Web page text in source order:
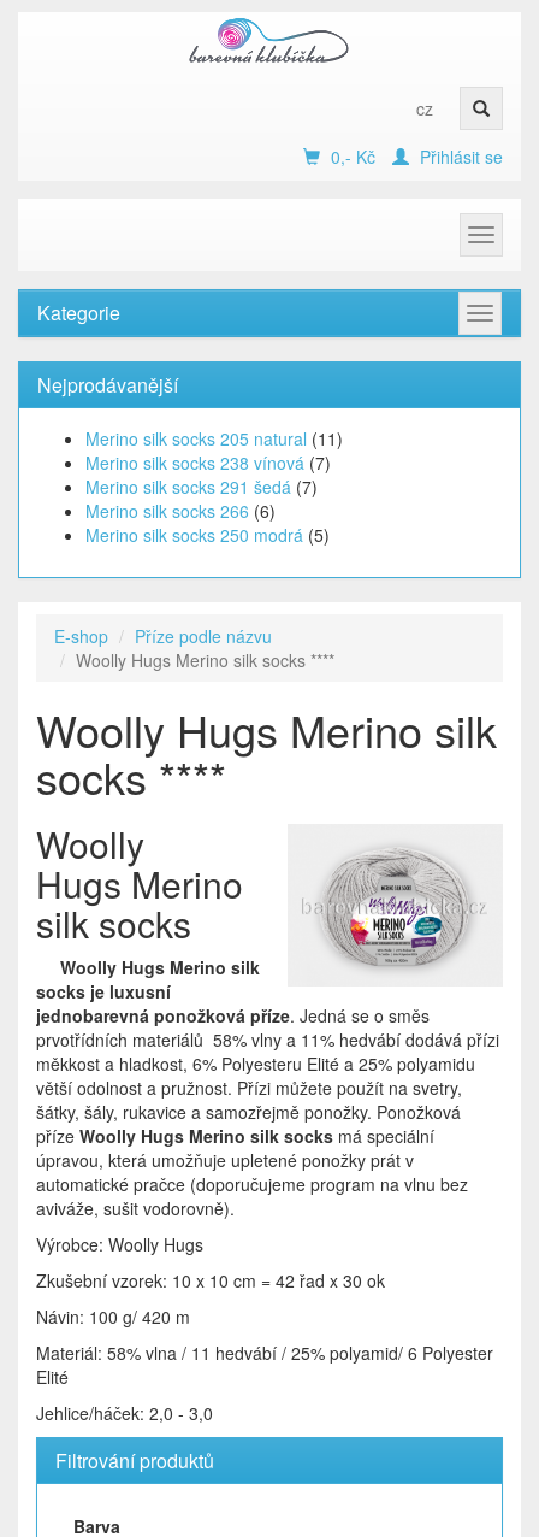
cz
0,- Kč Přihlásit se
Toggle
Toggle
Kategorie
Nejprodávanější
Merino silk socks 205 natural (11)
Merino silk socks 238 vínová (7)
Merino silk socks 291 šedá (7)
Merino silk socks 266 (6)
Merino silk socks 250 modrá (5)
E-shop
Příze podle názvu
Woolly Hugs Merino silk socks ****
Woolly Hugs Merino silk
socks ****
Woolly
Hugs Merino
silk socks
Woolly Hugs Merino silk
socks je luxusní
jednobarevná ponožková příze. Jedná se o směs
prvotřídních materiálů 58% vlny a 11% hedvábí dodává přízi
měkkost a hladkost, 6% Polyesteru Elité a 25% polyamidu
větší odolnost a pružnost. Přízi můžete použít na svetry,
šátky, šály, rukavice a samozřejmě ponožky. Ponožková
příze Woolly Hugs Merino silk socks má speciální
úpravou, která umožňuje upletené ponožky prát v
automatické pračce (doporučujeme program na vlnu bez
aviváže, sušit vodorovně).
Výrobce: Woolly Hugs
Zkušební vzorek: 10 x 10 cm = 42 řad x 30 ok
Návin: 100 g/ 420 m
Materiál: 58% vlna / 11 hedvábí / 25% polyamid/ 6 Polyester
Elité
Jehlice/háček: 2,0 - 3,0
Filtrování produktů
Barva